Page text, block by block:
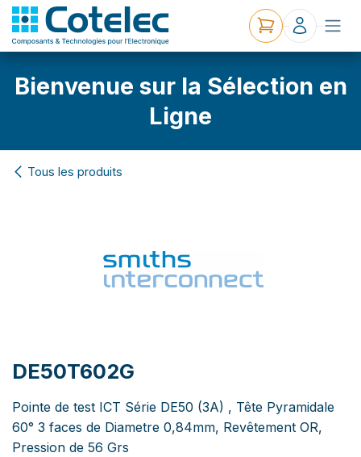
Bienvenue sur la Sélection en
Ligne
Tous les produits
DE50T602G
Pointe de test ICT Série DE50 (3A) , Tête Pyramidale
60° 3 faces de Diametre 0,84mm, Revêtement OR,
Pression de 56 Grs